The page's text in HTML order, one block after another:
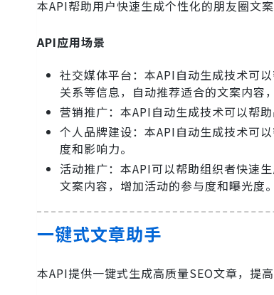
本API帮助用户快速生成个性化的朋友圈文案
API应用场景
社交媒体平台：本API自动生成技术可
关系等信息，自动推荐适合的文案内容
营销推广：本API自动生成技术可以帮
个人品牌建设：本API自动生成技术可
度和影响力。
活动推广：本API可以帮助组织者快速
文案内容，增加活动的参与度和曝光度。
一键式文章助手
本API提供一键式生成高质量SEO文章，提